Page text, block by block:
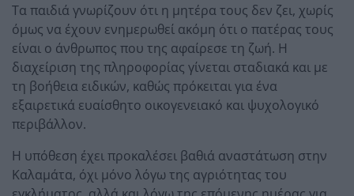
Τα παιδιά γνωρίζουν ότι η μητέρα τους δεν ζει, χωρίς
όμως να έχουν ενημερωθεί ακόμη ότι ο πατέρας τους
είναι ο άνθρωπος που της αφαίρεσε τη ζωή. Η
διαχείριση της πληροφορίας γίνεται σταδιακά και με
τη βοήθεια ειδικών, καθώς πρόκειται για ένα
εξαιρετικά ευαίσθητο οικογενειακό και ψυχολογικό
περιβάλλον.
Η υπόθεση έχει προκαλέσει βαθιά αναστάτωση στην
Καλαμάτα, όχι μόνο λόγω της αγριότητας του